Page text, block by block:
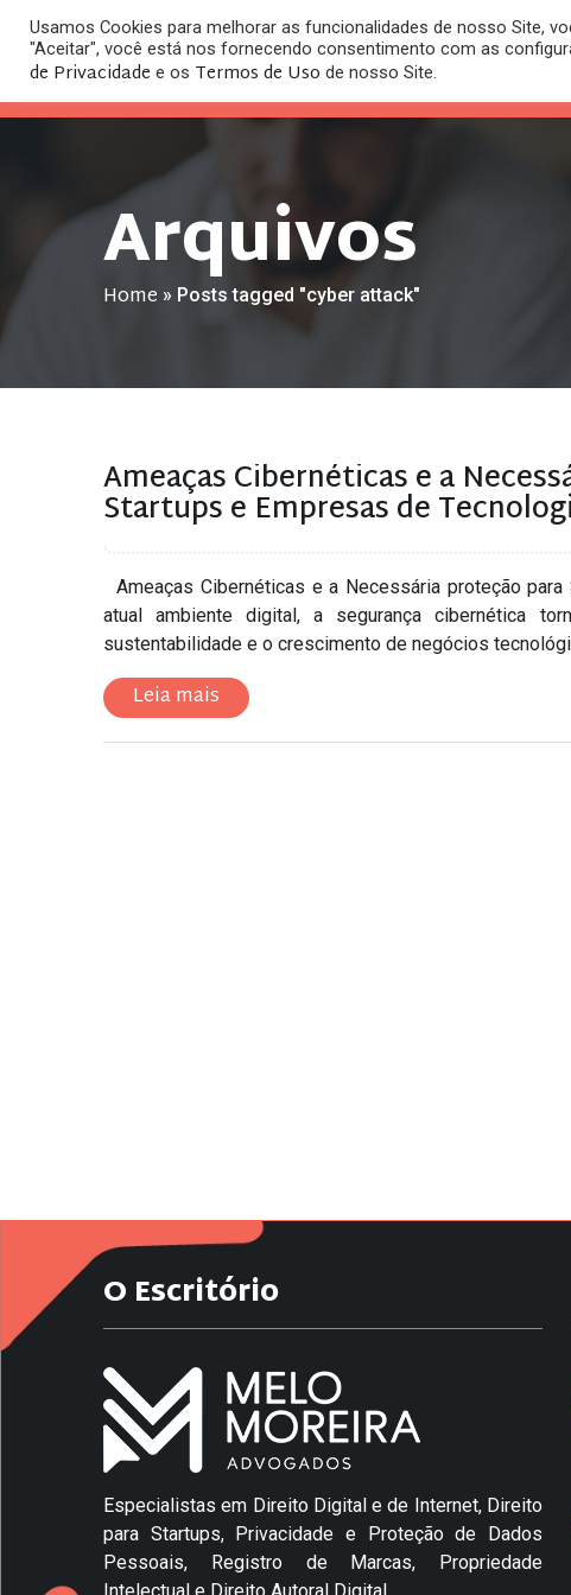
HOME O
Arquivos
Home » Posts tagged "cyber attack"
Ameaças Cibernéticas e a
Startups e Empresas de
Ameaças Cibernéticas e a Necessária proteção
atual ambiente digital, a segurança cibernética
sustentabilidade e o crescimento de negócios
Leia mais
O Escritório
Especialistas em Direito Digital e de Internet, Direito
para Startups, Privacidade e Proteção de Dados
Pessoais, Registro de Marcas, Propriedade
Usamos Cookies para melhorar as funcionalidades de nosso Site,
"Aceitar", você está nos fornecendo consentimento com as
de Privacidade e os Termos de Uso de nosso Site.